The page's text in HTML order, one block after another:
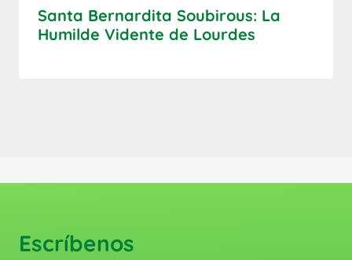
Santa Bernardita Soubirous: La
Humilde Vidente de Lourdes
Escríbenos